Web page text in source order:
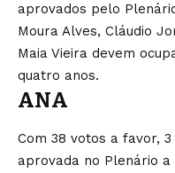
aprovados pelo
Moura Alves, Cláudio
Maia Vieira devem
quatro anos.
ANA
Com 38 votos a favor,
aprovada no Plenário a